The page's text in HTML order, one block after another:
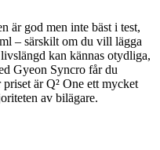
är god men inte bäst i test,
– särskilt om du vill lägga
kan kännas otydliga,
Gyeon Syncro får du
är Q² One ett mycket
av bilägare.